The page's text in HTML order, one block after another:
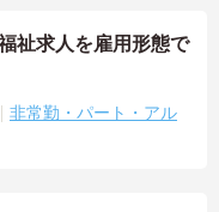
祉求人を雇用形態で
非常勤・パート・アル